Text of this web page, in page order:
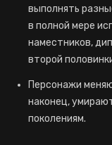
выполнять
в полной мере
наместников,
второй
Персонажи
наконец,
поколениям.